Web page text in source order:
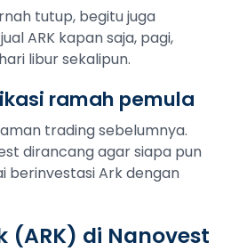
tutup, begitu juga
ARK kapan saja, pagi,
libur sekalipun.
ramah pemula
trading sebelumnya.
dirancang agar siapa pun
berinvestasi Ark dengan
(ARK) di Nanovest